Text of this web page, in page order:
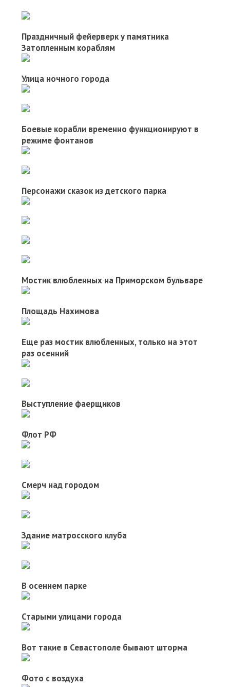
Праздничный фейерверк у памятника
Затопленным кораблям
Улица ночного города
Боевые корабли временно функционируют в
режиме фонтанов
Персонажи сказок из детского парка
Мостик влюбленных на Приморском бульваре
Площадь Нахимова
Еще раз мостик влюбленных, только на этот
раз осенний
Выступление фаерщиков
Флот РФ
Смерч над городом
Здание матросского клуба
В осеннем парке
Старыми улицами города
Вот такие в Севастополе бывают шторма
Фото с воздуха